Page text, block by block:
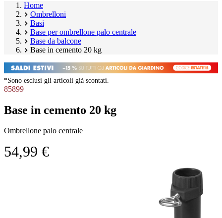
Home
Ombrelloni
Basi
Base per ombrellone palo centrale
Base da balcone
Base in cemento 20 kg
*Sono esclusi gli articoli già scontati.
85899
Base in cemento 20 kg
Ombrellone palo centrale
54,99 €